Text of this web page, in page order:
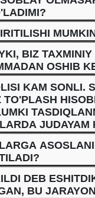
BIZ
OSHIB
KAM SONLI.
JUDAYAM
DEB
BU